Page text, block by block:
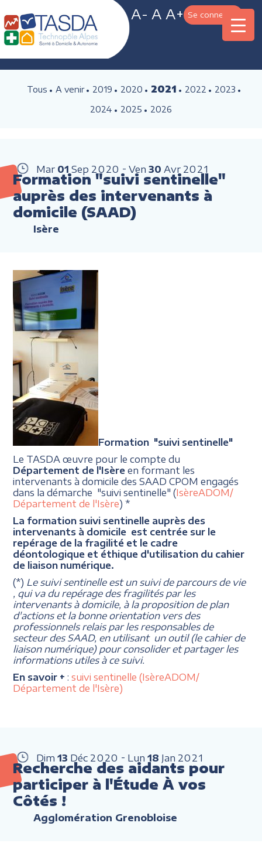
A- A A+ Se connecter
Tous A venir 2019 2020 2021 2022
2023
2024
2025 2026
Mar 01 Sep 2020 Ven 30 Avr 2021
Formation "suivi sentinelle"
auprès des intervenants à
domicile (SAAD)
Isère
Formation "suivi sentinelle"
Le TASDA œuvre pour le compte du
Département de l'Isère en formant les
intervenants à domicile des SAAD CPOM engagés
dans la démarche "suivi sentinelle" (IsèreADOM/
Département de l'Isère) *
La formation suivi sentinelle auprès des
intervenants à domicile est centrée sur le
repérage de la fragilité et le cadre
déontologique et éthique d'utilisation du cahier
de liaison numérique.
(*) Le suivi sentinelle est un suivi de parcours de vie
, qui va du repérage des fragilités par les
intervenants à domicile, à la proposition de plan
d'actions et la bonne orientation vers des
professionnels relais par les responsables de
secteur des SAAD, en utilisant un outil (le cahier de
liaison numérique) pour consolider et partager les
informations utiles à ce suivi.
En savoir + : suivi sentinelle (IsèreADOM/
Département de l'Isère)
Dim 13 Déc 2020 Lun 18 Jan 2021
Recherche des aidants pour
participer à l'Étude À vos
Côtés !
Agglomération Grenobloise